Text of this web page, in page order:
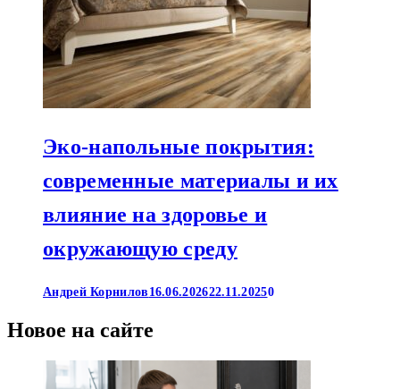
Эко-напольные покрытия:
современные материалы и их
влияние на здоровье и
окружающую среду
Андрей Корнилов 16.06.202622.11.20250
Новое на сайте